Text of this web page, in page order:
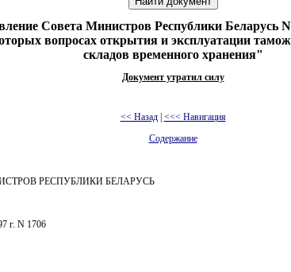
Совета Министров Республики Беларусь N
вопросах открытия и эксплуатации
складов временного хранения"
Документ утратил силу
<< Назад| <<< Навигация
Содержание
РЕСПУБЛИКИ БЕЛАРУСЬ
г. N 1706